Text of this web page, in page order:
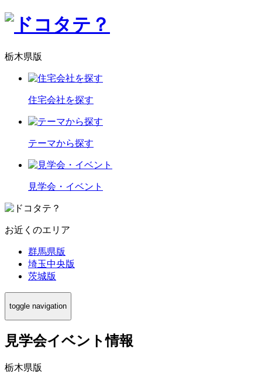
栃木県版
住宅会社を探す
テーマから探す
見学会・イベント
お近くのエリア
群馬県版
埼玉中央版
茨城版
toggle navigation
見学会イベント情報
栃木県版